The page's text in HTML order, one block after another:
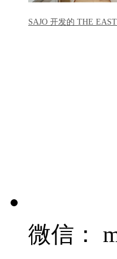
SAJO 开发的 THE
微信：